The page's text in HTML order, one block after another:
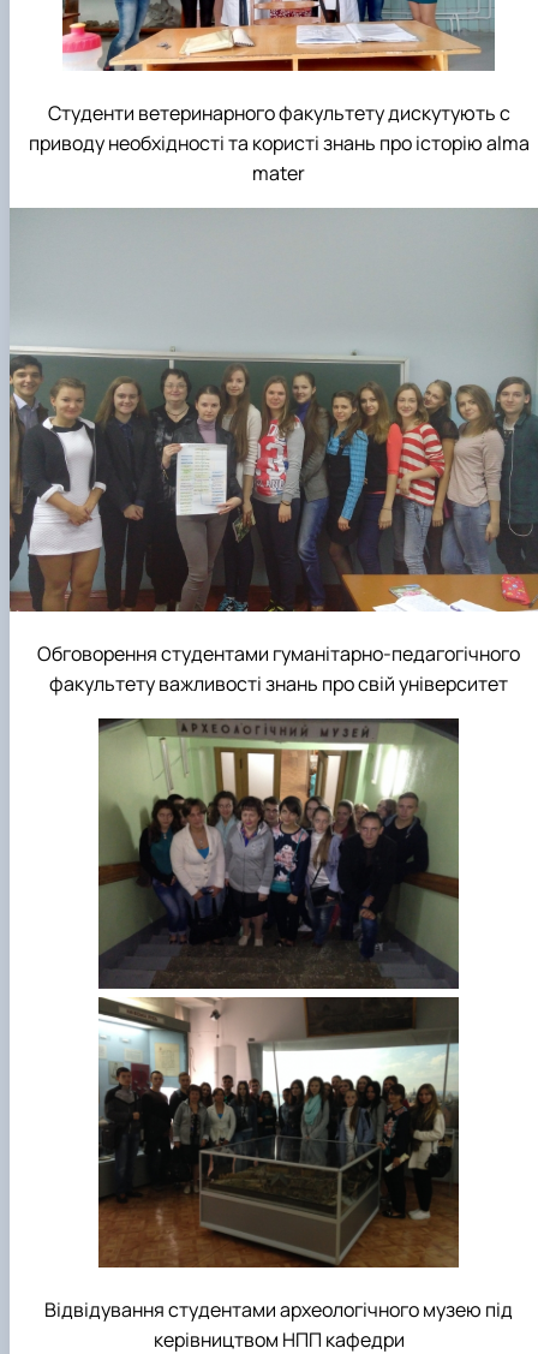
Студенти ветеринарного факультету дискутують с
приводу необхідності та користі знань про історію alma
mater
Обговорення студентами гуманітарно-педагогічного
факультету важливості знань про свій університет
Відвідування студентами археологічного музею під
керівництвом НПП кафедри